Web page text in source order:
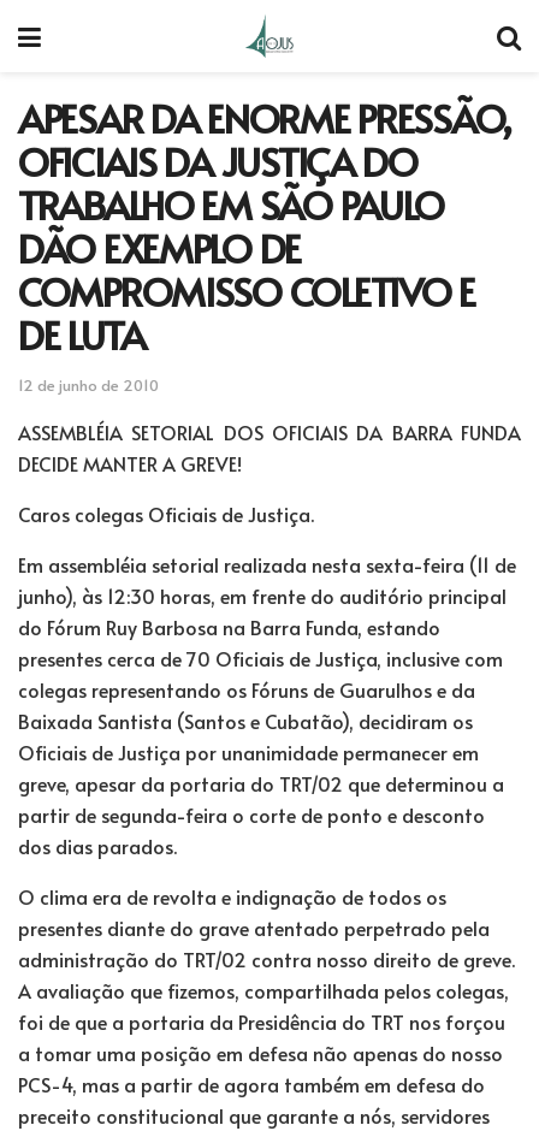
APESAR DA ENORME PRESSÃO,
OFICIAIS DA JUSTIÇA DO
TRABALHO EM SÃO PAULO
DÃO EXEMPLO DE
COMPROMISSO COLETIVO E
DE LUTA
12 de junho de 2010
ASSEMBLÉIA SETORIAL DOS OFICIAIS DA BARRA FUNDA
DECIDE MANTER A GREVE!
Caros colegas Oficiais de Justiça.
Em assembléia setorial realizada nesta sexta-feira (11 de
junho), às 12:30 horas, em frente do auditório principal
do Fórum Ruy Barbosa na Barra Funda, estando
presentes cerca de 70 Oficiais de Justiça, inclusive com
colegas representando os Fóruns de Guarulhos e da
Baixada Santista (Santos e Cubatão), decidiram os
Oficiais de Justiça por unanimidade permanecer em
greve, apesar da portaria do TRT/02 que determinou a
partir de segunda-feira o corte de ponto e desconto
dos dias parados.
O clima era de revolta e indignação de todos os
presentes diante do grave atentado perpetrado pela
administração do TRT/02 contra nosso direito de greve.
A avaliação que fizemos, compartilhada pelos colegas,
foi de que a portaria da Presidência do TRT nos forçou
a tomar uma posição em defesa não apenas do nosso
PCS-4, mas a partir de agora também em defesa do
preceito constitucional que garante a nós, servidores